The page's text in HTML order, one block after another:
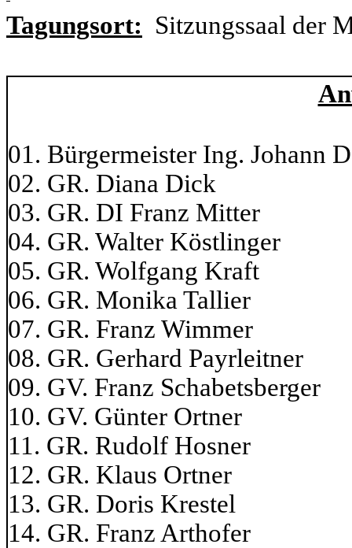
Tagungsort: Sitzungssaal der
01. Bürgermeister Ing. Johann
02. GR. Diana Dick
03. GR. DI Franz
04. GR. Walter
05. GR. Wolfgang
06. GR. Monika
07. GR. Franz
08. GR. Gerhard
09. GV. Franz
10. GV. Günter
11. GR. Rudolf
12. GR. Klaus
13. GR. Doris
14. GR. Franz